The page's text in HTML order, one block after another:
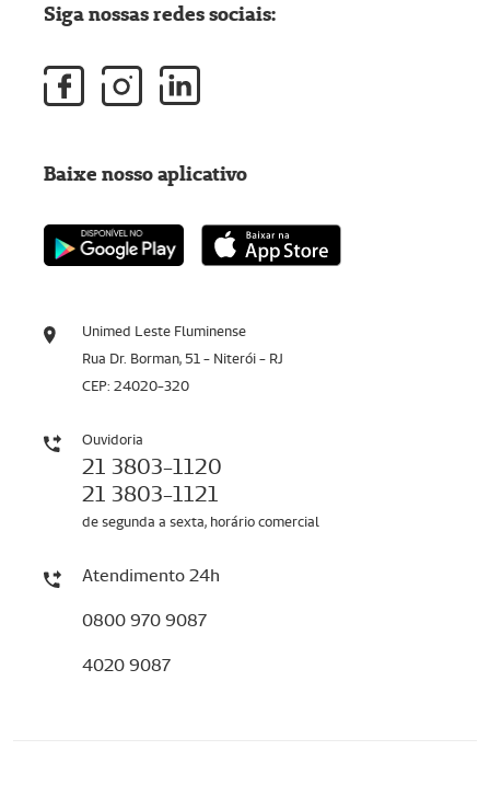
Unimed Leste Fluminense
Rua Dr. Borman, 51 - Niterói - RJ
CEP: 24020-320
Ouvidoria
21 3803-1120
21 3803-1121
de segunda a sexta, horário comercial
Atendimento 24h
0800 970 9087
4020 9087
Siga nossas redes sociais:
Baixe nosso aplicativo